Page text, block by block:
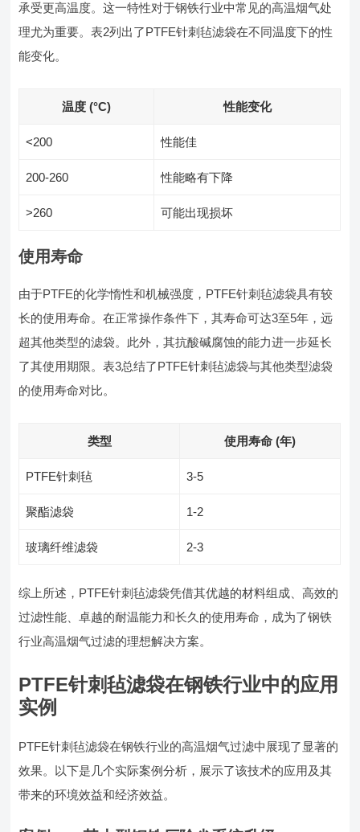
承受更高温度。这一特性对于钢铁行业中常见的高温烟气处
理尤为重要。表2列出了PTFE针刺毡滤袋在不同温度下的性
能变化。
温度 (°C) 性能变化
<200 性能佳
200-260 性能略有下降
>260 可能出现损坏
使用寿命
由于PTFE的化学惰性和机械强度，PTFE针刺毡滤袋具有较
长的使用寿命。在正常操作条件下，其寿命可达3至5年，远
超其他类型的滤袋。此外，其抗酸碱腐蚀的能力进一步延长
了其使用期限。表3总结了PTFE针刺毡滤袋与其他类型滤袋
的使用寿命对比。
类型 使用寿命 (年)
PTFE针刺毡 3-5
聚酯滤袋 1-2
玻璃纤维滤袋 2-3
综上所述，PTFE针刺毡滤袋凭借其优越的材料组成、高效的
过滤性能、卓越的耐温能力和长久的使用寿命，成为了钢铁
行业高温烟气过滤的理想解决方案。
PTFE针刺毡滤袋在钢铁行业中的应用
实例
PTFE针刺毡滤袋在钢铁行业的高温烟气过滤中展现了显著的
效果。以下是几个实际案例分析，展示了该技术的应用及其
带来的环境效益和经济效益。